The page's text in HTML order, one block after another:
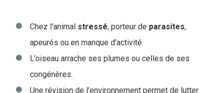
Chez l'animal stressé, porteur de parasites,
apeurés ou en manque d'activité.
L’oiseau arrache ses plumes ou celles de ses
congénères.
Une révision de l'environnement permet de lutter